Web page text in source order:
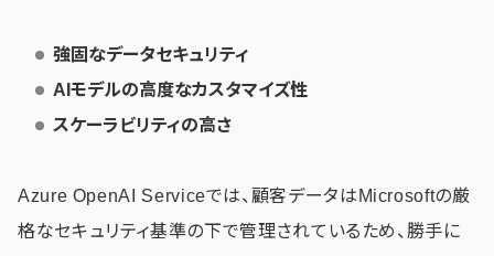
強固なデータセキュリティ
AIモデルの高度なカスタマイズ性
スケーラビリティの高さ
Azure OpenAI Serviceでは、顧客データはMicrosoftの厳
格なセキュリティ基準の下で管理されているため、勝手に